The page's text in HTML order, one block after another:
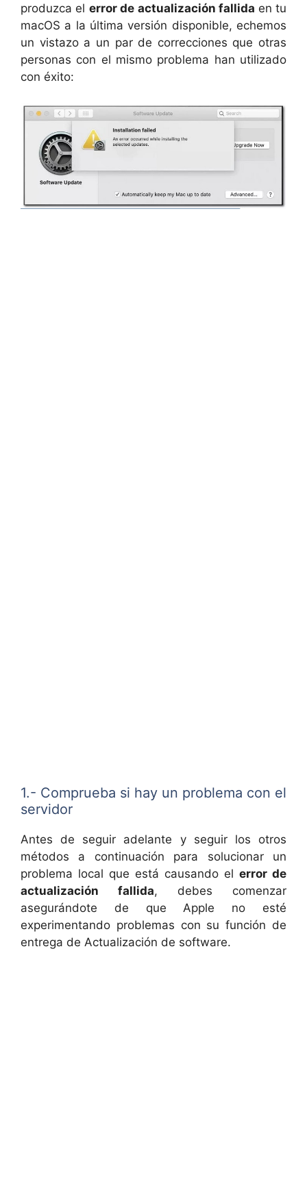
produzca el error de actualización fallida en tu
macOS a la última versión disponible, echemos
un vistazo a un par de correcciones que otras
personas con el mismo problema han utilizado
con éxito:
1.- Comprueba si hay un problema con el
servidor
Antes de seguir adelante y seguir los otros
métodos a continuación para solucionar un
problema local que está causando el error de
actualización fallida, debes comenzar
asegurándote de que Apple no esté
experimentando problemas con su función de
entrega de Actualización de software.